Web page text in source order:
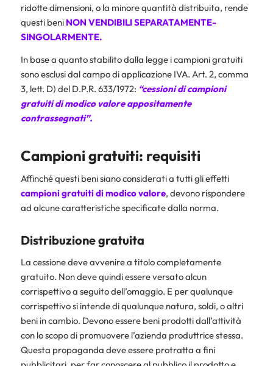
ridotte dimensioni, o la minore quantità distribuita, rende
questi beni NON VENDIBILI SEPARATAMENTE-
SINGOLARMENTE.
In base a quanto stabilito dalla legge i campioni gratuiti
sono esclusi dal campo di applicazione IVA. Art. 2, comma
3, lett. D) del D.P.R. 633/1972: “cessioni di campioni
gratuiti di modico valore appositamente
contrassegnati”.
Campioni gratuiti: requisiti
Affinché questi beni siano considerati a tutti gli effetti
campioni gratuitidi modico valore, devono rispondere
ad alcune caratteristiche specificate dalla norma.
Distribuzione gratuita
La cessione deve avvenire a titolo completamente
gratuito. Non deve quindi essere versato alcun
corrispettivo a seguito dell’omaggio. E per qualunque
corrispettivo si intende di qualunque natura, soldi, o altri
beni in cambio. Devono essere beni prodotti dall’attività
con lo scopo di promuovere l’azienda produttrice stessa.
Questa propaganda deve essere protratta a fini